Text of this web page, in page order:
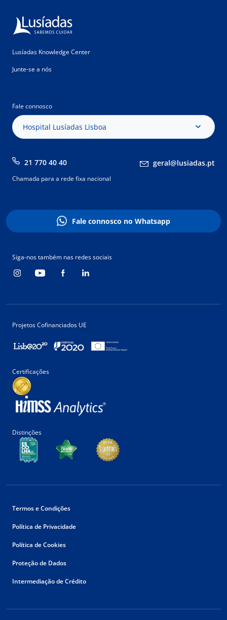
Lusíadas Knowledge Center
Junte-se a nós
Fale connosco
Hospital Lusíadas Lisboa
21 770 40 40 geral@lusiadas.pt
Chamada para a rede fixa nacional
Fale connosco no Whatsapp
Siga-nos também nas redes sociais
Projetos Cofinanciados UE
Certificações
Distinções
Termos e Condições
Política de Privacidade
Política de Cookies
Proteção de Dados
Intermediação de Crédito